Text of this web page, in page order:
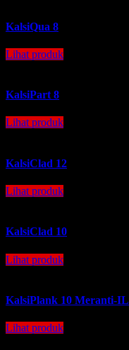
KalsiQua 8
Lihat produk
KalsiPart 8
Lihat produk
KalsiClad 12
Lihat produk
KalsiClad 10
Lihat produk
KalsiPlank 10 Meranti-IL
Lihat produk